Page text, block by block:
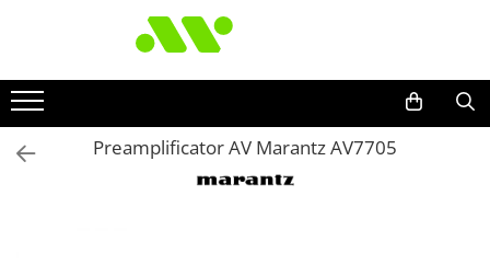
Preamplificator AV Marantz AV7705